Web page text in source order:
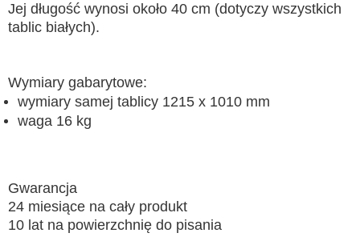
Jej długość wynosi około 40 cm (dotyczy wszystkich
tablic białych).
Wymiary gabarytowe:
wymiary samej tablicy 1215 x 1010 mm
waga 16 kg
Gwarancja
24 miesiące na cały produkt
10 lat na powierzchnię do pisania